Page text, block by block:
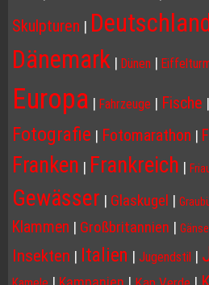
Skulpturen | Deutschland
Dänemark | Dünen |
Europa | Fahrzeuge | Fische |
Fotografie | Fotomarathon |
Franken | Frankreich |
Gewässer | Glaskugel |
Klammen | Großbritannien |
Insekten | Italien | Jugendstil |